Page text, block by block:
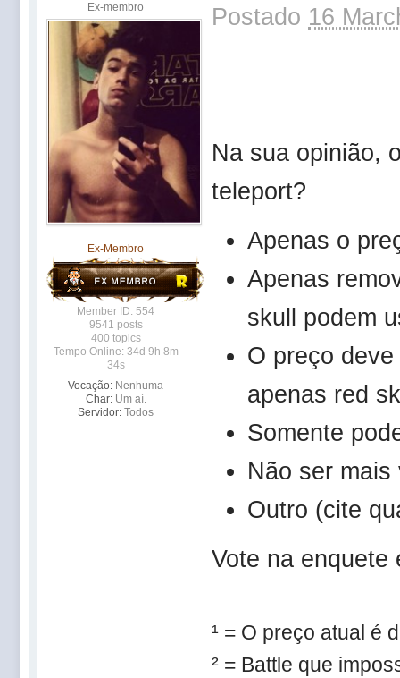
Ex-membro
Ex-Membro
Member ID: 554
9541 posts
400 topics
Tempo Online: 34d 9h 8m
34s
Vocação: Nenhuma
Char: Um aí.
Servidor: Todos
Postado 16
Na sua opinião,
teleport?
Apenas o
Apenas
skull podem
O preço
apenas red
Somente
Não ser mais
Outro (cite
Vote na enquete
¹ = O preço atual é
² = Battle que